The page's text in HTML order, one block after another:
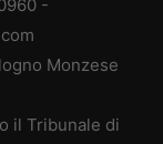
-
Monzese
il Tribunale di